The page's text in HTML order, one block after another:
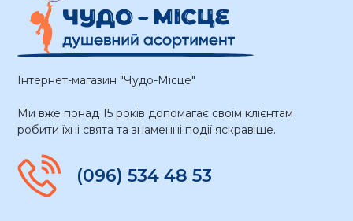
Інтернет-магазин "Чудо-Місце"
Ми вже понад 15 років допомагає своїм клієнтам
робити їхні свята та знаменні події яскравіше.
(096) 534 48 53